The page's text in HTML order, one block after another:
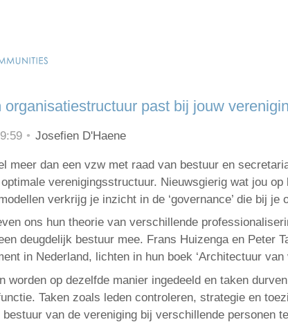
past bij jouw
Josefien D'Haene
meer dan een vzw met raad van bestuur en
verenigingsstructuur. Nieuwsgierig wat jou
verkrijg je inzicht in de ‘governance’ die bij je
ons hun theorie van verschillende
deugdelijk bestuur mee. Frans Huizenga en Peter
in Nederland, lichten in hun boek ‘Architectuur
worden op dezelfde manier ingedeeld en taken
Taken zoals leden controleren, strategie en
bestuur van de vereniging bij verschillende personen